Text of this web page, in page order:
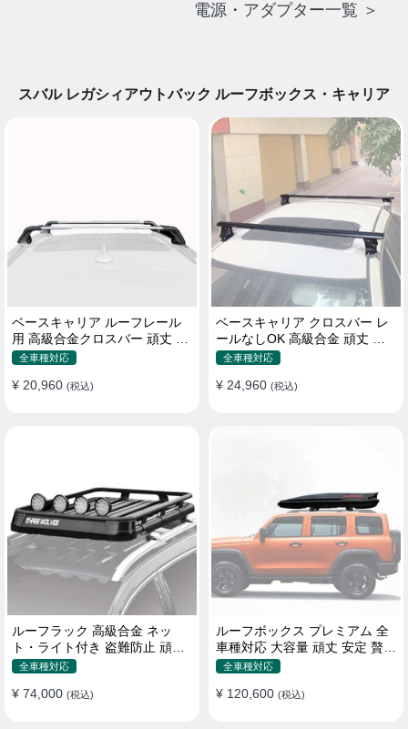
電源・アダプター一覧 ＞
スバル レガシィアウトバック ルーフボックス・キャリア
ベースキャリア ルーフレール
用 高級合金クロスバー 頑丈 ロ
ック付き ベースラックセット
全車種対応
¥ 20,960 (税込)
ベースキャリア クロスバー レ
ールなしOK 高級合金 頑丈 ロ
ック付き ベースラックセット
全車種対応
¥ 24,960 (税込)
ルーフラック 高級合金 ネッ
ト・ライト付き 盗難防止 頑丈
安定 分離式 大容量 ベースキャ
全車種対応
¥ 74,000 (税込)
ルーフボックス プレミアム 全
車種対応 大容量 頑丈 安定 贅沢
使い心地 おしゃれ 多色 車用ラ
全車種対応
¥ 120,600 (税込)